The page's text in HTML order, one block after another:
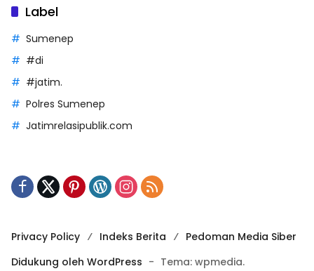
Label
Sumenep
#di
#jatim.
Polres Sumenep
Jatimrelasipublik.com
Privacy Policy Indeks Berita
Pedoman Media Siber
Didukung oleh WordPress - Tema: wpmedia.